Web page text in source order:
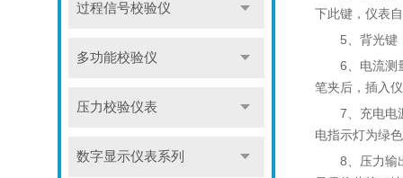
过程信号校验仪
多功能校验仪
压力校验仪表
数字显示仪表系列
下此键，仪表
5、背光键：
6、电流测量
笔夹后，插入
7、充电电源
电指示灯为绿
8、压力输出